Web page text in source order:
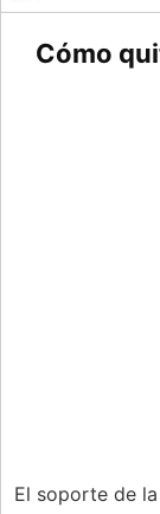
coches
Cómo
El soporte de